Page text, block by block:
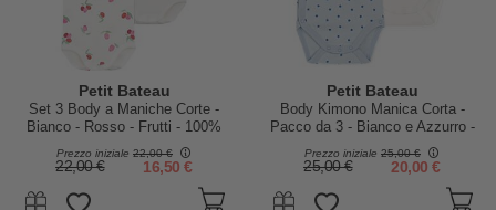
Petit Bateau
Set 3 Body a Maniche Corte -
Bianco - Rosso - Frutti - 100%
Prezzo iniziale 22,00 €
22,00 € 16,50 €
Petit Bateau
Body Kimono Manica Corta -
Pacco da 3 - Bianco e Azzurro -
Stelle e strisce - 100% Cotone
Prezzo iniziale 25,00 €
25,00 € 20,00 €